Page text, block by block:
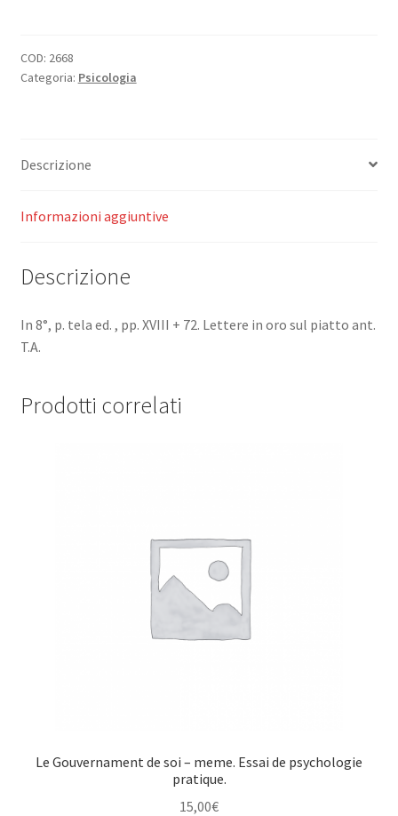
Moderna.
(Una
proposta
Capi
quantità
COD: 2668
Categoria: Psicologia
Descrizione
Informazioni aggiuntive
Descrizione
In 8°, p. tela ed. , pp. XVIII + 72. Lettere in oro sul piatto ant.
T.A.
Prodotti correlati
Le Gouvernament de soi – meme. Essai de psychologie
pratique.
15,00€